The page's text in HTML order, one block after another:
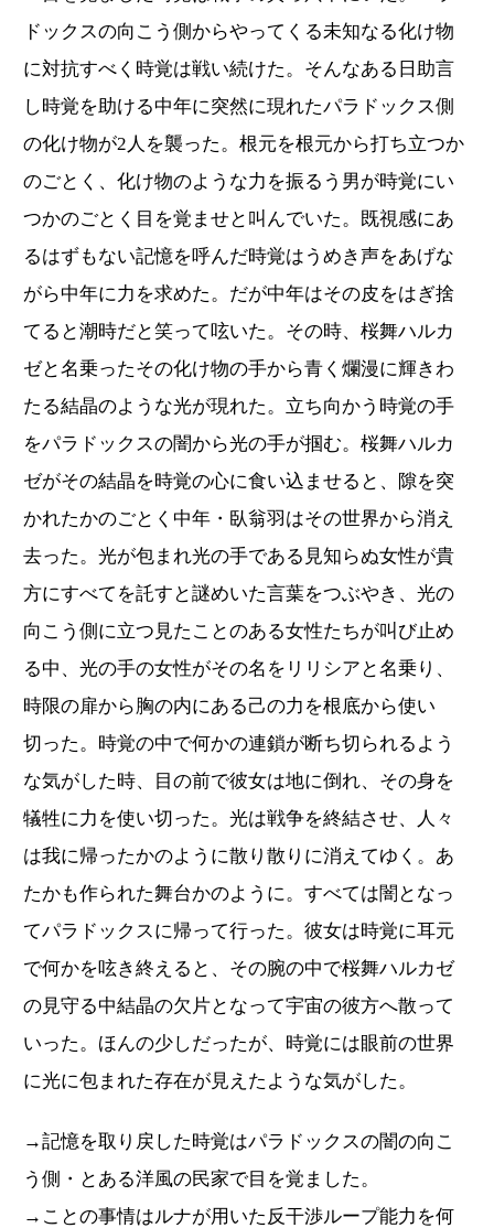
ドックスの向こう側からやってくる未知なる化け物
に対抗すべく時覚は戦い続けた。そんなある日助言
し時覚を助ける中年に突然に現れたパラドックス側
の化け物が2人を襲った。根元を根元から打ち立つか
のごとく、化け物のような力を振るう男が時覚にい
つかのごとく目を覚ませと叫んでいた。既視感にあ
るはずもない記憶を呼んだ時覚はうめき声をあげな
がら中年に力を求めた。だが中年はその皮をはぎ捨
てると潮時だと笑って呟いた。その時、桜舞ハルカ
ゼと名乗ったその化け物の手から青く爛漫に輝きわ
たる結晶のような光が現れた。立ち向かう時覚の手
をパラドックスの闇から光の手が掴む。桜舞ハルカ
ゼがその結晶を時覚の心に食い込ませると、隙を突
かれたかのごとく中年・臥翁羽はその世界から消え
去った。光が包まれ光の手である見知らぬ女性が貴
方にすべてを託すと謎めいた言葉をつぶやき、光の
向こう側に立つ見たことのある女性たちが叫び止め
る中、光の手の女性がその名をリリシアと名乗り、
時限の扉から胸の内にある己の力を根底から使い
切った。時覚の中で何かの連鎖が断ち切られるよう
な気がした時、目の前で彼女は地に倒れ、その身を
犠牲に力を使い切った。光は戦争を終結させ、人々
は我に帰ったかのように散り散りに消えてゆく。あ
たかも作られた舞台かのように。すべては闇となっ
てパラドックスに帰って行った。彼女は時覚に耳元
で何かを呟き終えると、その腕の中で桜舞ハルカゼ
の見守る中結晶の欠片となって宇宙の彼方へ散って
いった。ほんの少しだったが、時覚には眼前の世界
に光に包まれた存在が見えたような気がした。
→記憶を取り戻した時覚はパラドックスの闇の向こ
う側・とある洋風の民家で目を覚ました。
→ことの事情はルナが用いた反干渉ループ能力を何